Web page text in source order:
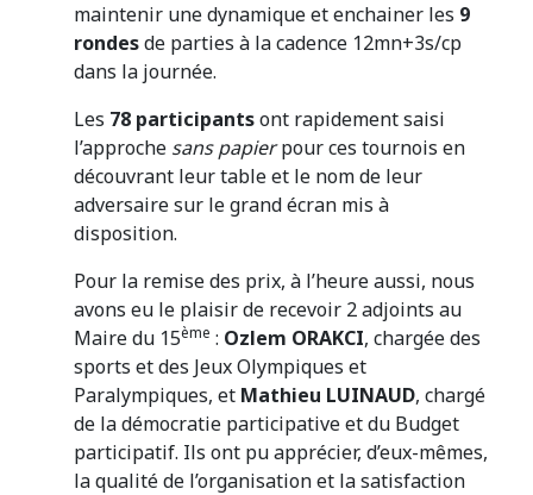
maintenir une dynamique et enchainer les 9
rondesde parties à la cadence 12mn+3s/cp
dans la journée.
Les 78 participantsont rapidement saisi
l’approche sans papierpour ces tournois en
découvrant leur table et le nom de leur
adversaire sur le grand écran mis à
disposition.
Pour la remise des prix, à l’heure aussi, nous
avons eu le plaisir de recevoir 2 adjoints au
Maire du 15ème : Ozlem ORAKCI, chargée des
sports et des Jeux Olympiques et
Paralympiques, et Mathieu LUINAUD, chargé
de la démocratie participative et du Budget
participatif. Ils ont pu apprécier, d’eux-mêmes,
la qualité de l’organisation et la satisfaction